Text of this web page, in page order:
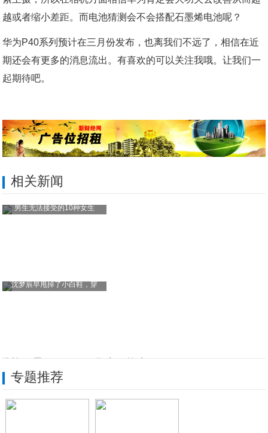
越或者缩小差距。而电池猜测会不会搭配石墨烯电池呢？
华为P40系列预计在三月份发布，也离我们不远了，相信在近
期还会有更多的消息流出。有喜欢的可以关注我哦。让我们一
起期待吧。
相关新闻
男生无法接受的10种女生
沈梦辰早甩掉了小白鞋，穿
为什么苹果产品那么贵，我们还是会购买？苹
32页PPT看5G在各行业的应用、生态及
专题推荐